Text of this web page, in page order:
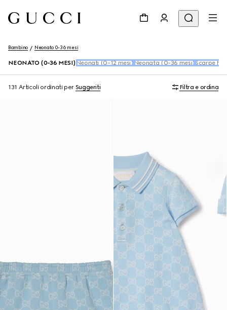
Bambino Neonato 0-36 mesi
NEONATO (0-36 MESI) Neonati (0-12 mesi) Neonata (0-36 mesi) Scarpe
131 Articoli ordinati per Suggeriti Filtra e ordina